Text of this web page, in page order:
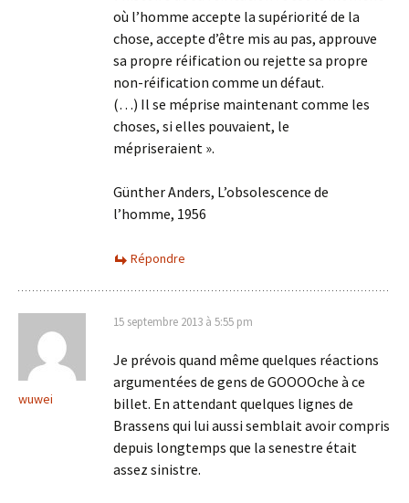
où l’homme accepte la supériorité de la
chose, accepte d’être mis au pas, approuve
sa propre réification ou rejette sa propre
non-réification comme un défaut.
(…) Il se méprise maintenant comme les
choses, si elles pouvaient, le
mépriseraient ».
Günther Anders, L’obsolescence de
l’homme, 1956
Répondre
wuwei
15 septembre 2013 à 5:55 pm
Je prévois quand même quelques réactions
argumentées de gens de GOOOOche à ce
billet. En attendant quelques lignes de
Brassens qui lui aussi semblait avoir compris
depuis longtemps que la senestre était
assez sinistre.